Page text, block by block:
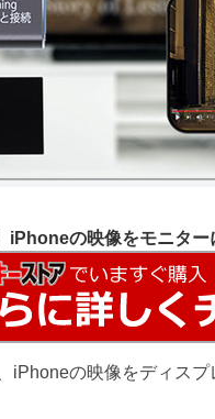
iPhoneの映像をモニタ
iPhoneの映像をディスプ